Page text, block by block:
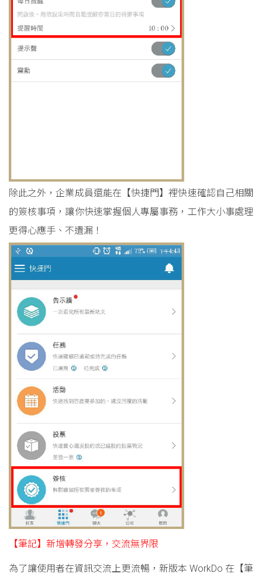
除此之外，企業成員還能在【快捷門】裡快速確認自己相關
的簽核事項，讓你快速掌握個人專屬事務，工作大小事處理
更得心應手、不遺漏！
【筆記】新增轉發分享，交流無界限
為了讓使用者在資訊交流上更流暢，新版本 WorkDo 在【筆